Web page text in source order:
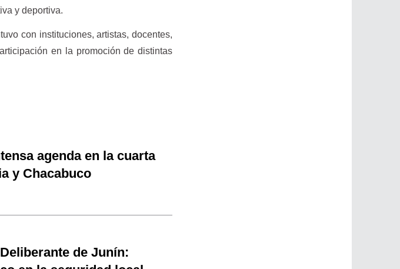
y deportiva.
con instituciones, artistas, docentes,
en la promoción de distintas
agenda en la cuarta
y Chacabuco
de Junín: